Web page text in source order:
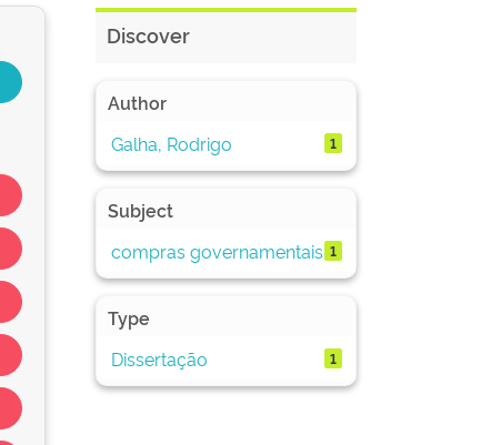
Discover
Author
Galha, Rodrigo
1
Subject
compras governamentais 1
Type
Dissertação
1